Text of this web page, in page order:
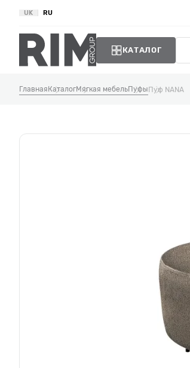
UK RU
КАТАЛОГ
Главная КаталогМягкая мебельПуфыПуф NANA